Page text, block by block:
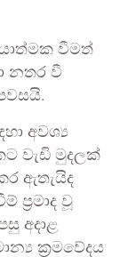
වීමත්
නතර වී
අවශ්‍ය
වැඩි මුදලක්
ඇතැයිද
වූ
අදාළ
ක්‍රමවේදය